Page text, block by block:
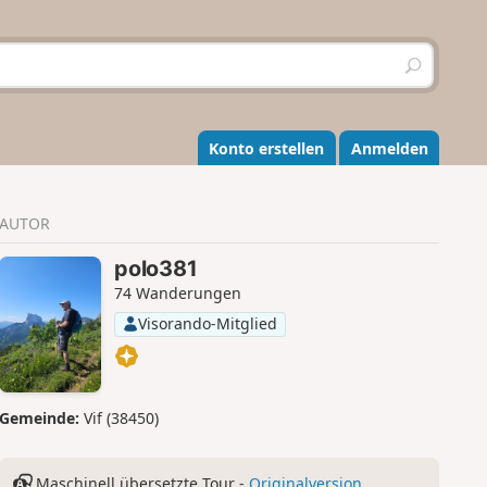
S
u
h
e
n
Konto erstellen Anmelden
AUTOR
polo381
74 Wanderungen
Visorando-Mitglied
Gemeinde: Vif (38450)
Maschinell übersetzte Tour - Originalversion